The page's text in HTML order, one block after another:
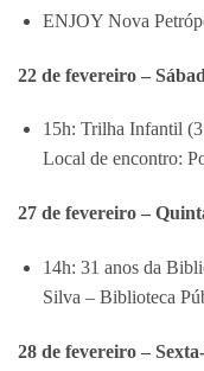
ENJOY Nova
22 de fevereiro –
15h: Trilha Infantil (3
Local de encontro:
27 de fevereiro –
14h: 31 anos da
Silva – Biblioteca
28 de fevereiro –